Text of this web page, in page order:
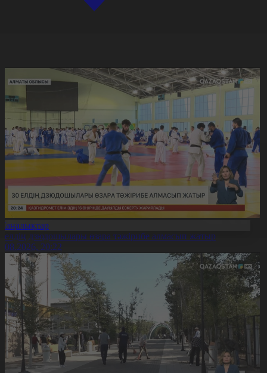
елдің дзюдошылары өзара тәжірибе алмасып жатыр
20:22